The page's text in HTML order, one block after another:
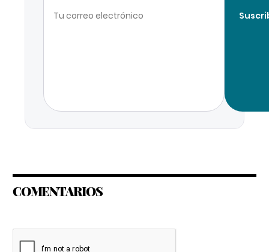
COMENTARIOS